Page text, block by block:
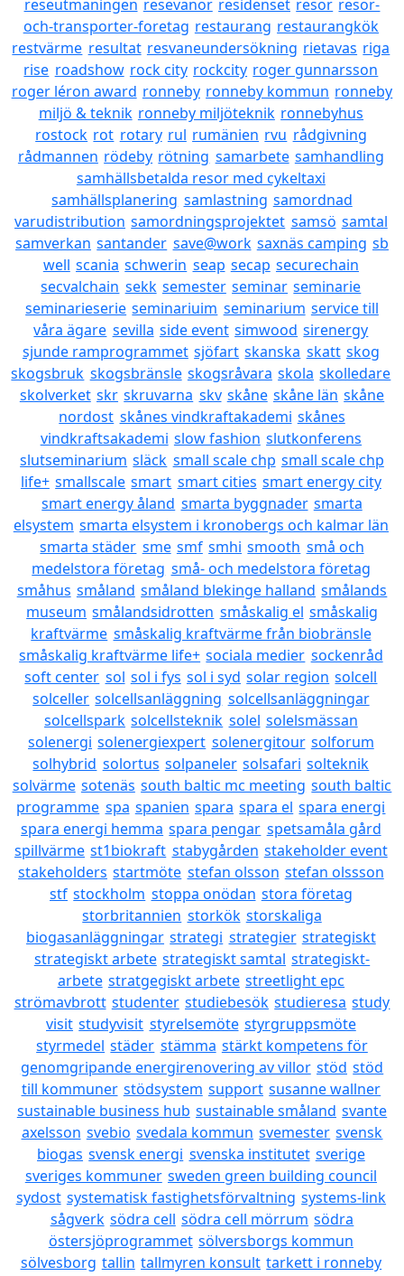
reseutmaningen resevanor residenset resor resor-
och-transporter-foretag restaurang restaurangkök
restvärme resultat resvaneundersökning rietavas riga
rise roadshow rock city rockcity roger gunnarsson
roger léron award ronneby ronneby kommun ronneby
miljö & teknik ronneby miljöteknik ronnebyhus
rostock rot rotary rul rumänien rvu rådgivning
rådmannen rödeby rötning samarbete samhandling
samhällsbetalda resor med cykeltaxi
samhällsplanering samlastning samordnad
varudistribution samordningsprojektet samsö samtal
samverkan santander save@work saxnäs camping sb
well scania schwerin seap secap securechain
secvalchain sekk semester seminar seminarie
seminarieserie seminariuim seminarium service till
våra ägare sevilla side event simwood sirenergy
sjunde ramprogrammet sjöfart skanska skatt skog
skogsbruk skogsbränsle skogsråvara skola skolledare
skolverket skr skruvarna skv skåne skåne län skåne
nordost skånes vindkraftakademi skånes
vindkraftsakademi slow fashion slutkonferens
slutseminarium släck small scale chp small scale chp
life+ smallscale smart smart cities smart energy city
smart energy åland smarta byggnader smarta
elsystem smarta elsystem i kronobergs och kalmar län
smarta städer sme smf smhi smooth små och
medelstora företag små- och medelstora företag
småhus småland småland blekinge halland smålands
museum smålandsidrotten småskalig el småskalig
kraftvärme småskalig kraftvärme från biobränsle
småskalig kraftvärme life+ sociala medier sockenråd
soft center sol sol i fys sol i syd solar region solcell
solceller solcellsanläggning solcellsanläggningar
solcellspark solcellsteknik solel solelsmässan
solenergi solenergiexpert solenergitour solforum
solhybrid solortus solpaneler solsafari solteknik
solvärme sotenäs south baltic mc meeting south baltic
programme spa spanien spara spara el spara energi
spara energi hemma spara pengar spetsamåla gård
spillvärme st1biokraft stabygården stakeholder event
stakeholders startmöte stefan olsson stefan olssson
stf stockholm stoppa onödan stora företag
storbritannien storkök storskaliga
biogasanläggningar strategi strategier strategiskt
strategiskt arbete strategiskt samtal strategiskt-
arbete stratgegiskt arbete streetlight epc
strömavbrott studenter studiebesök studieresa study
visit studyvisit styrelsemöte styrgruppsmöte
styrmedel städer stämma stärkt kompetens för
genomgripande energirenovering av villor stöd stöd
till kommuner stödsystem support susanne wallner
sustainable business hub sustainable småland svante
axelsson svebio svedala kommun svemester svensk
biogas svensk energi svenska institutet sverige
sveriges kommuner sweden green building council
sydost systematisk fastighetsförvaltning systems-link
sågverk södra cell södra cell mörrum södra
östersjöprogrammet sölversborgs kommun
sölvesborg tallin tallmyren konsult tarkett i ronneby